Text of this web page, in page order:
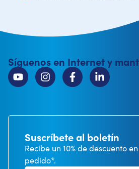
Síguenos en Internet y
Suscríbete al boletín
Recibe un 10% de descuento
pedido*.